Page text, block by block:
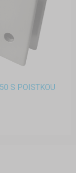
S POISTKOU